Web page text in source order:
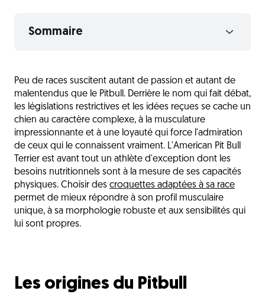
Sommaire
La nutrition du Pitbull
Les sensibilités du Pitbull
Les critères de choix des croquettes
Les besoins selon les étapes de vie
Les erreurs fréquentes à éviter
Une alimentation à la hauteur de sa force et de sa
fidélité
L'avis du vétérinaire
Peu de races suscitent autant de passion et autant de
malentendus que le Pitbull. Derrière le nom qui fait débat,
les législations restrictives et les idées reçues se cache un
chien au caractère complexe, à la musculature
impressionnante et à une loyauté qui force l'admiration
de ceux qui le connaissent vraiment. L'American Pit Bull
Terrier est avant tout un athlète d'exception dont les
besoins nutritionnels sont à la mesure de ses capacités
physiques. Choisir des croquettes adaptées à sa race
permet de mieux répondre à son profil musculaire
unique, à sa morphologie robuste et aux sensibilités qui
lui sont propres.
Les origines du Pitbull